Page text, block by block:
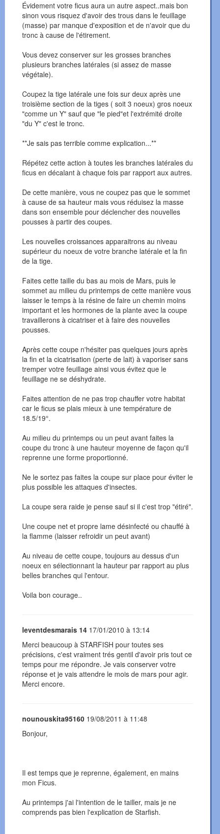
Évidement votre ficus aura un autre aspect..mais bon
sinon vous risquez d'avoir des trous dans le feuillage
(masse) par manque d'exposition et de n'avoir que du
tronc à cause de l'étirement.
Vous devez conserver sur les grosses branches
plusieurs branches latérales (si assez de masse
végétale).
Coupez la tige latérale une fois sur deux après une
troisième section de la tiges ( soit 3 noeux) gros noeux
"comme un Y" sauf que "le pied"et l'extrémité droite
"du Y" c'est le tronc.
**Je sais pas terrible comme explication...**
Répétez cette action à toutes les branches latérales du
ficus en décalant à chaque fois par rapport aux autres.
De cette manière, vous ne coupez pas que le sommet
à cause de sa hauteur mais vous réduisez la masse
dans son ensemble pour déclencher des nouvelles
pousses à partir des coupes.
Les nouvelles croissances apparaitrons au niveau
supérieur du noeux de votre branche latérale et la fin
de la tige.
Faites cette taille du bas au mois de Mars, puis le
sommet au milieu du printemps de cette manière vous
laisser le temps à la résine de faire un chemin moins
important et les hormones de la plante avec la coupe
travaillerons à cicatriser et à faire des nouvelles
pousses.
Après cette coupe n'hésiter pas quelques jours après
la fin et la cicatrisation (perte de lait) à vaporiser sans
tremper votre feuillage ainsi vous évitez que le
feuillage ne se déshydrate.
Faites attention de ne pas trop chauffer votre habitat
car le ficus se plais mieux à une température de
18.5/19°.
Au milieu du printemps ou un peut avant faites la
coupe du tronc à une hauteur moyenne de façon qu'il
reprenne une forme proportionné.
Ne le sortez pas faites la coupe sur place pour éviter le
plus possible les attaques d'insectes.
La coupe sera raide je pense sauf si il c'est trop "étiré".
Une coupe net et propre lame désinfecté ou chauffé à
la flamme (laisser refroidir un peut avant)
Au niveau de cette coupe, toujours au dessus d'un
noeux en sélectionnant la hauteur par rapport au plus
belles branches qui l'entour.
Voila bon courage..
leventdesmarais 14 17/01/2010 à 13:14
Merci beaucoup à STARFISH pour toutes ses
précisions, c'est vraiment trés gentil d'avoir pris tout ce
temps pour me répondre. Je vais conserver votre
réponse et je vais attendre le mois de mars pour agir.
Merci encore.
nounouskita95160 19/08/2011 à 11:48
Bonjour,
Il est temps que je reprenne, également, en mains
mon Ficus.
Au printemps j'ai l'intention de le tailler, mais je ne
comprends pas bien l'explication de Starfish.